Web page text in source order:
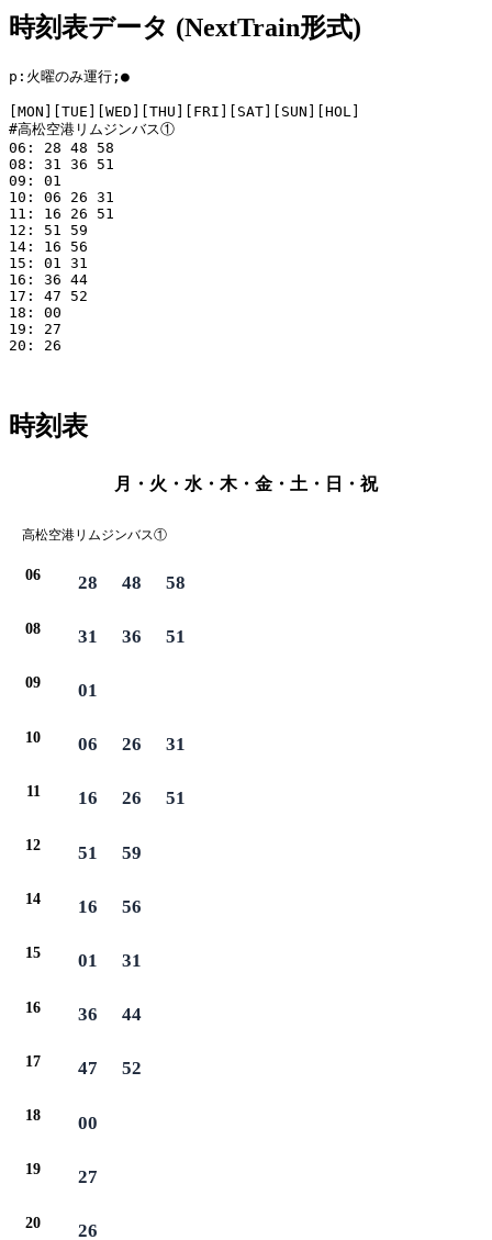
時刻表データ (NextTrain形式)
p:火曜のみ運行;●
[MON][TUE][WED][THU][FRI][SAT][SUN][HOL]
#高松空港リムジンバス①
06: 28 48 58
08: 31 36 51
09: 01
10: 06 26 31
11: 16 26 51
12: 51 59
14: 16 56
15: 01 31
16: 36 44
17: 47 52
18: 00
19: 27
20: 26
時刻表
月・火・水・木・金・土・日・祝
高松空港リムジンバス①
06 28 48 58
08 31 36 51
09 01
10 06 26 31
11 16 26 51
12 51 59
14 16 56
15 01 31
16 36 44
17 47 52
18 00
19 27
20 26